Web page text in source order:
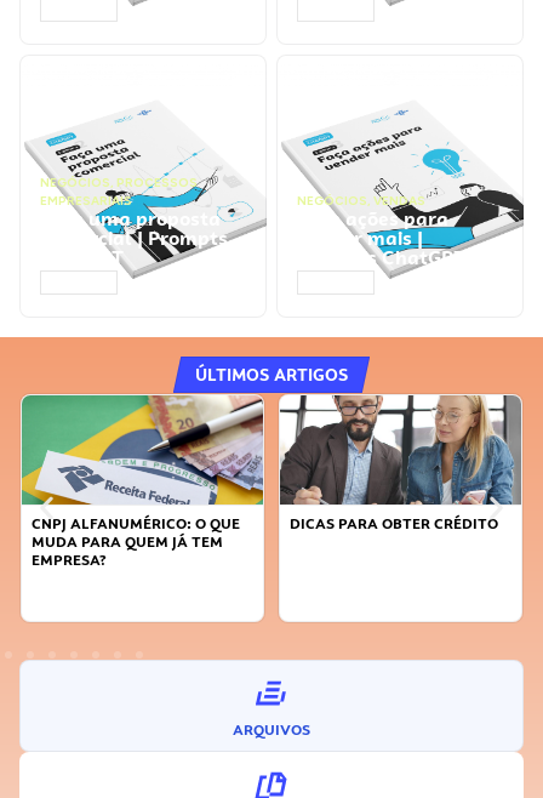
NEGÓCIOS, PROCESSOS
EMPRESARIAIS
Faça uma proposta
comercial | Prompts
ChatGPT
NEGÓCIOS, VENDAS
Faça ações para
vender mais |
Prompts ChatGPT
ÚLTIMOS ARTIGOS
O QUE
TEM
DICAS PARA OBTER CRÉDITO
FAÇA A DIFERENÇA: SEJA
ARQUIVOS